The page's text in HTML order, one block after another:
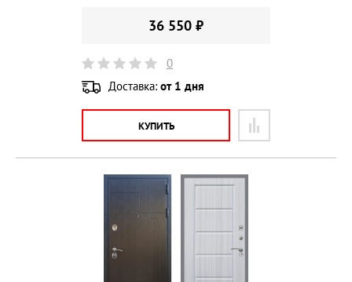
36 550 ₽
0
Доставка: от 1 дня
КУПИТЬ